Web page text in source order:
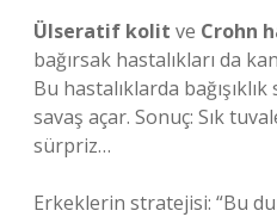
Ülseratif kolit ve Crohn
bağırsak hastalıkları da
Bu hastalıklarda
savaş açar. Sonuç: Sık
sürpriz…
Erkeklerin stratejisi: “Bu